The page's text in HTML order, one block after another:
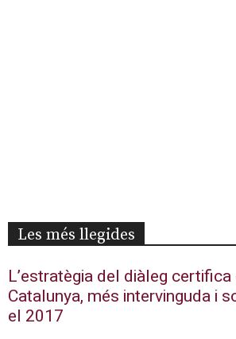
Les més llegides
L’estratègia del diàleg
Catalunya, més intervinguda i
el 2017